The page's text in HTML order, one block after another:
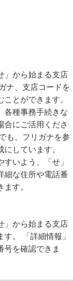
」から始まる支店
ナ、支店コードを
とができます。
各種事務手続きな
合にご活用くださ
も、フリガナを参
しています。
いよう、「せ」
細な住所や電話番
す。
」から始まる支店
。 「詳細情報」
号を確認できま